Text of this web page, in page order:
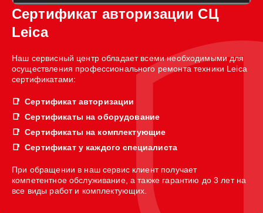
Сертификат авторизации СЦ
Leica
Наш сервисный центр обладает всеми необходимыми для
осуществления профессионального ремонта техники Leica
сертификатами:
Сертификат авторизации
Сертификаты на оборудование
Сертификаты на комплектующие
Сертификат у каждого специалиста
При обращении в наш сервис клиент получает
компетентное обслуживание, а также гарантию до 3 лет на
все виды работ и комплектующих.